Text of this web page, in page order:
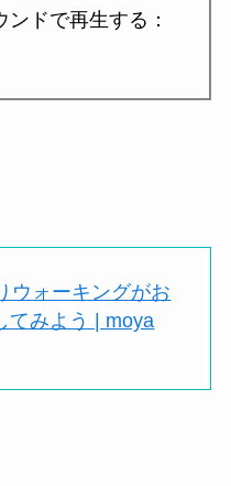
ドで再生する：
ウォーキングがお
てみよう | moya